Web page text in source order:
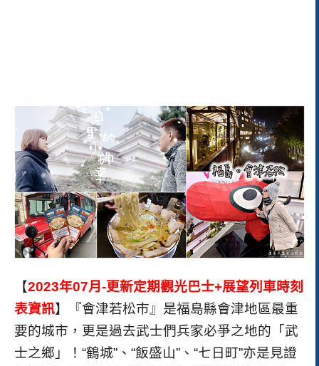
【2023年07月-更新定期觀光巴士+展望列車時刻
表資訊】『會津若松市』是福島縣會津地區最重
要的城市，更是過去武士們兵家必爭之地的「武
士之鄉」！“鶴城”、“飯盛山”、“七日町”亦是見證